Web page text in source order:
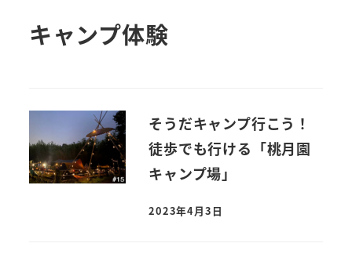
キャンプ体験
そうだキャンプ行こう！
徒歩でも行ける「桃月園
キャンプ場」
2023年4月3日